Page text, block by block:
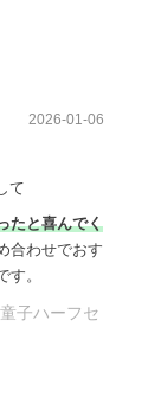
2026-01-06
て
たと喜んでく
合わせでおす
。
子ハーフセ